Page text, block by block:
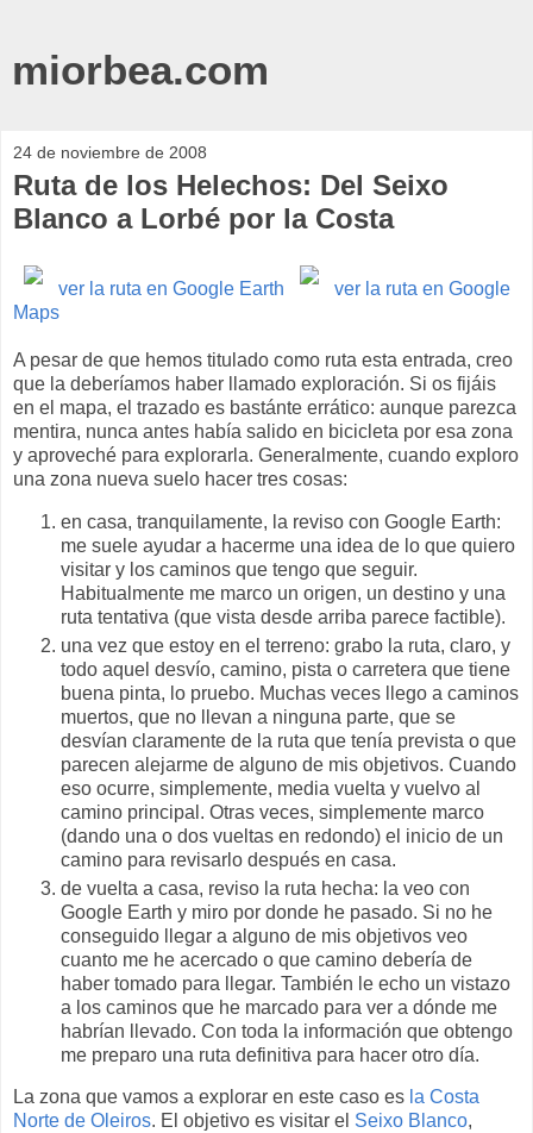
miorbea.com
24 de noviembre de 2008
Ruta de los Helechos: Del Seixo
Blanco a Lorbé por la Costa
ver la ruta en Google Earth
ver la ruta en Google
Maps
A pesar de que hemos titulado como ruta esta entrada, creo
que la deberíamos haber llamado exploración. Si os fijáis
en el mapa, el trazado es bastánte errático: aunque parezca
mentira, nunca antes había salido en bicicleta por esa zona
y aproveché para explorarla. Generalmente, cuando exploro
una zona nueva suelo hacer tres cosas:
en casa, tranquilamente, la reviso con Google Earth:
me suele ayudar a hacerme una idea de lo que quiero
visitar y los caminos que tengo que seguir.
Habitualmente me marco un origen, un destino y una
ruta tentativa (que vista desde arriba parece factible).
una vez que estoy en el terreno: grabo la ruta, claro, y
todo aquel desvío, camino, pista o carretera que tiene
buena pinta, lo pruebo. Muchas veces llego a caminos
muertos, que no llevan a ninguna parte, que se
desvían claramente de la ruta que tenía prevista o que
parecen alejarme de alguno de mis objetivos. Cuando
eso ocurre, simplemente, media vuelta y vuelvo al
camino principal. Otras veces, simplemente marco
(dando una o dos vueltas en redondo) el inicio de un
camino para revisarlo después en casa.
de vuelta a casa, reviso la ruta hecha: la veo con
Google Earth y miro por donde he pasado. Si no he
conseguido llegar a alguno de mis objetivos veo
cuanto me he acercado o que camino debería de
haber tomado para llegar. También le echo un vistazo
a los caminos que he marcado para ver a dónde me
habrían llevado. Con toda la información que obtengo
me preparo una ruta definitiva para hacer otro día.
La zona que vamos a explorar en este caso es la Costa
Norte de Oleiros. El objetivo es visitar el Seixo Blanco,